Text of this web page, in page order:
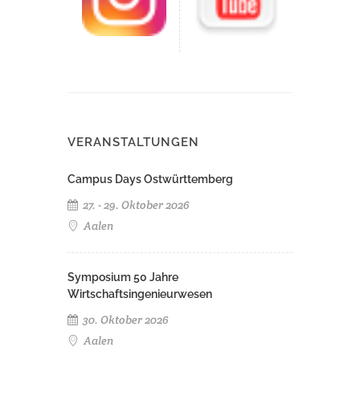
VERANSTALTUNGEN
Campus Days Ostwürttemberg
27. - 29. Oktober 2026
Aalen
Symposium 50 Jahre
Wirtschaftsingenieurwesen
30. Oktober 2026
Aalen